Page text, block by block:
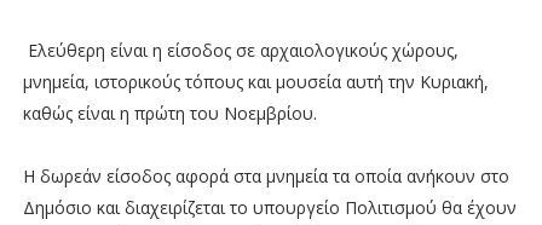
Ελεύθερη είναι η είσοδος σε αρχαιολογικούς χώρους,
μνημεία, ιστορικούς τόπους και μουσεία αυτή την Κυριακή,
καθώς είναι η πρώτη του Νοεμβρίου.
Η δωρεάν είσοδος αφορά στα μνημεία τα οποία ανήκουν στο
Δημόσιο και διαχειρίζεται το υπουργείο Πολιτισμού θα έχουν